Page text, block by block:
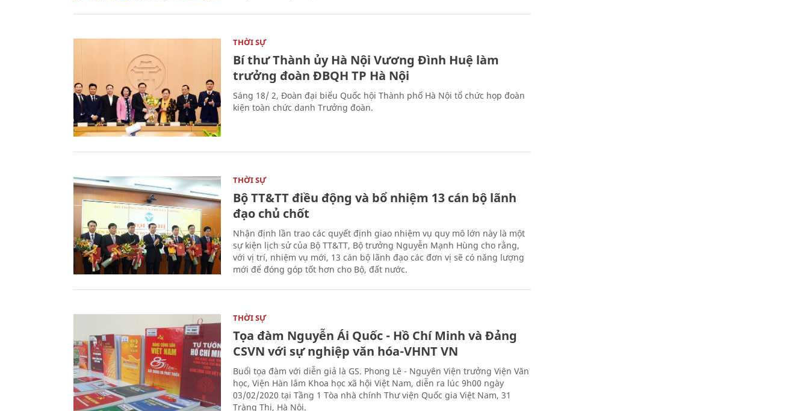
THỜI SỰ
Bí thư Thành ủy Hà Nội Vương Đình Huệ làm
trưởng đoàn ĐBQH TP Hà Nội
Sáng 18/ 2, Đoàn đại biểu Quốc hội Thành phố Hà Nội tổ chức họp đoàn
kiện toàn chức danh Trưởng đoàn.
THỜI SỰ
Bộ TT&TT điều động và bổ nhiệm 13 cán bộ lãnh
đạo chủ chốt
Nhận định lần trao các quyết định giao nhiệm vụ quy mô lớn này là một
sự kiện lịch sử của Bộ TT&TT, Bộ trưởng Nguyễn Mạnh Hùng cho rằng,
với vị trí, nhiệm vụ mới, 13 cán bộ lãnh đạo các đơn vị sẽ có năng lượng
mới để đóng góp tốt hơn cho Bộ, đất nước.
THỜI SỰ
Tọa đàm Nguyễn Ái Quốc - Hồ Chí Minh và Đảng
CSVN với sự nghiệp văn hóa-VHNT VN
Buổi tọa đàm với diễn giả là GS. Phong Lê - Nguyên Viện trưởng Viện Văn
học, Viện Hàn lâm Khoa học xã hội Việt Nam, diễn ra lúc 9h00 ngày
03/02/2020 tại Tầng 1 Tòa nhà chính Thư viện Quốc gia Việt Nam, 31
Tràng Thi, Hà Nội.